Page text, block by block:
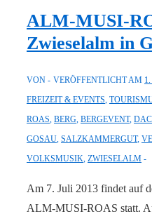
ALM-MUSI-
Zwieselalm in
VON VERÖFFENTLICHT AM
FREIZEIT & EVENTS,
ROAS, BERG, BERGEVENT,
GOSAU, SALZKAMMERGUT,
VOLKSMUSIK, ZWIESELALM
Am 7. Juli 2013 findet auf
ALM-MUSI-ROAS statt.